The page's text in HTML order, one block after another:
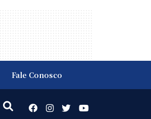
Fale Conosco